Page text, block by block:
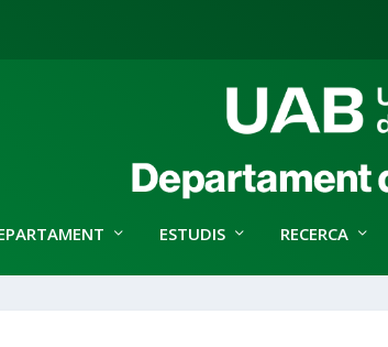
ESTUDIS RECERCA